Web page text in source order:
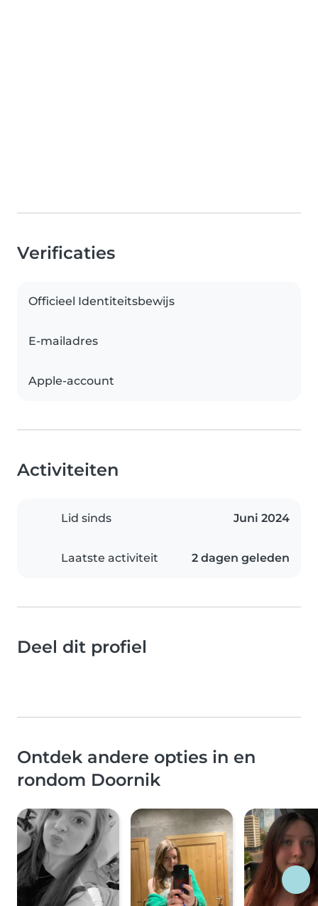
Verificaties
Officieel Identiteitsbewijs
E-mailadres
Apple-account
Activiteiten
Lid sinds Juni 2024
Laatste activiteit 2 dagen geleden
Deel dit profiel
Ontdek andere opties in en
rondom Doornik